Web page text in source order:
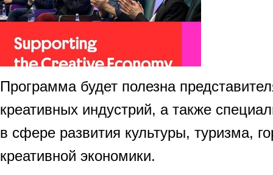
Программа будет полезна
креативных индустрий, а также
в сфере развития культуры, туризма,
креативной экономики.